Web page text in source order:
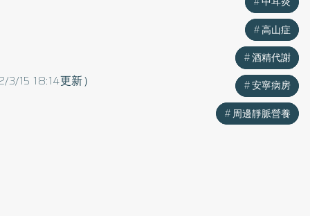
15 18:14更新）
高山症
酒精代謝
安寧病房
周邊靜脈營養
高山症
酒精代謝
安寧病房
周邊靜脈營養